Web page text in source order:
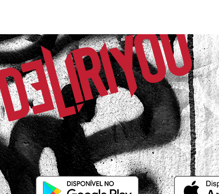
Eu ameii
Kelly A.
Comprador Verificado
11/07/2025 às 20h09
Belo Horizonte / MG
Gostei!!!!